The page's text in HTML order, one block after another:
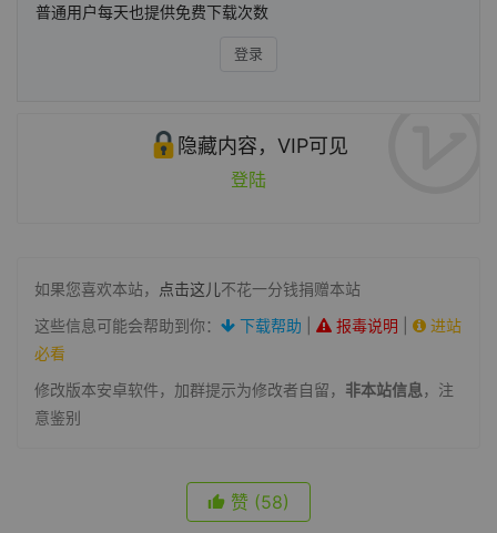
普通用户每天也提供免费下载次数
登录
隐藏内容，VIP可见
登陆
如果您喜欢本站， 点击这儿不花一分钱捐赠本站
这些信息可能会帮助到你：
下载帮助 报毒说明
进站
必看
修改版本安卓软件，加群提示为修改者自留， 非本站信息，注
意鉴别
赞 (58)